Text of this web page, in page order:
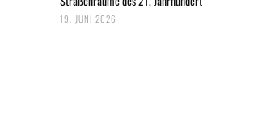
19. JUNI 2026